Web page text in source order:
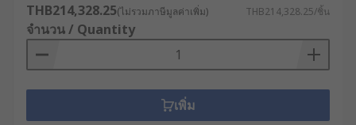
THB214,328.25(ไม่รวมภาษีมูลค่าเพิ่ม) THB214,328.25/ชิ้น
จำนวน / Quantity
เพิ่ม